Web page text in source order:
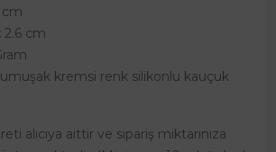
cm
2.6 cm
kremsi renk silikonlu kauçuk
alıcıya aittir ve sipariş miktarınıza